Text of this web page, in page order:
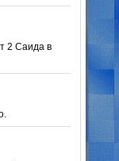
2 Саида в